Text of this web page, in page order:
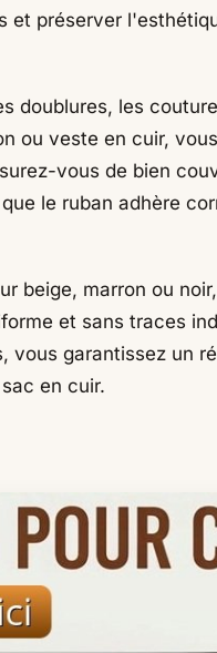
et préserver
doublures, les
ou veste en cuir,
vous de bien
le ruban adhère
beige, marron ou
et sans traces
vous garantissez un
en cuir.